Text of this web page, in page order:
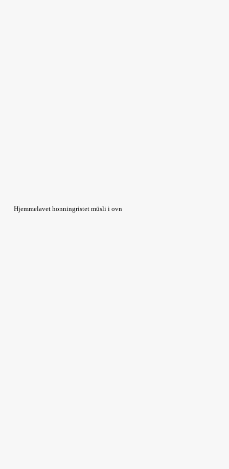
Hjemmelavet honningristet müsli i ovn